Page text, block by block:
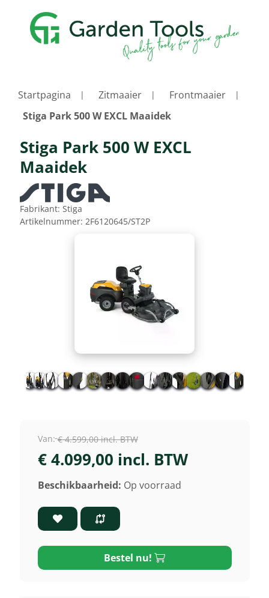
Startpagina Zitmaaier
Frontmaaier
Stiga Park 500 W EXCL Maaidek
Stiga Park 500 W EXCL
Maaidek
Fabrikant: Stiga
Artikelnummer: 2F6120645/ST2P
Van: € 4.599,00 incl. BTW
€ 4.099,00 incl. BTW
Beschikbaarheid: Op voorraad
Bestel nu!